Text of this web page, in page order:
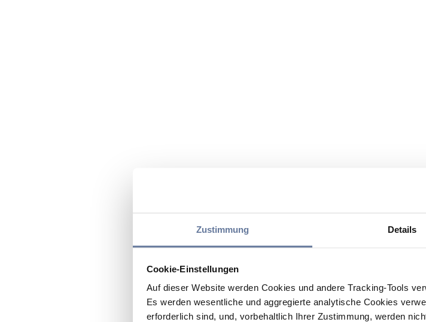
Zustimmung Details
Cookie-Einstellungen
Auf dieser Website werden Cookies und andere Tracking-Tools
Es werden wesentliche und aggregierte analytische Cookies
erforderlich sind, und, vorbehaltlich Ihrer Zustimmung, werden